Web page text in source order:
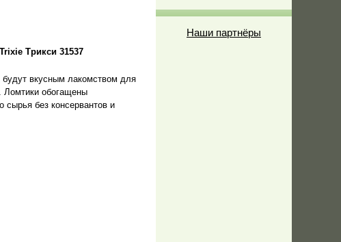
Трикси 31537
будут вкусным лакомством для
Ломтики обогащены
сырья без консервантов и
Наши партнёры